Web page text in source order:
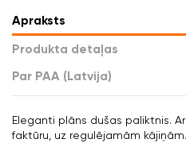
Apraksts
Produkta detaļas
Par PAA (Latvija)
Eleganti plāns dušas paliktnis.
faktūru, uz regulējamām